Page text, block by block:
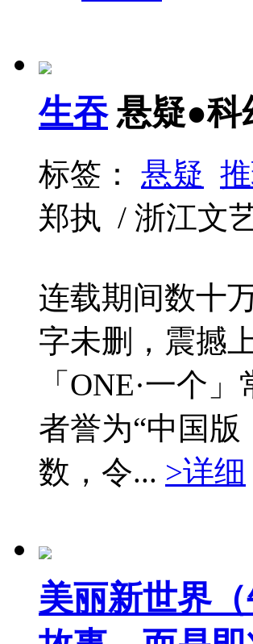
生吞 悬疑●科
标签： 悬疑
郑执 / 浙江文
连载期间数十
字未删，震撼
「ONE·一个
者誉为“中国
数，令... >详细
美丽新世界